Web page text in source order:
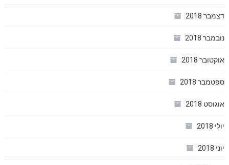
דצמבר 2018
נובמבר 2018
אוקטובר 2018
ספטמבר 2018
אוגוסט 2018
יולי 2018
יוני 2018